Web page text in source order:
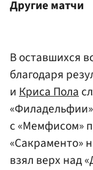
Другие матчи
В оставшихся
благодаря
иКриса Пола
с «Мемфисом»
«Сакраменто»
взял верх над